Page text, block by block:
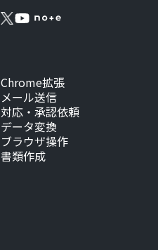
Chrome拡張
メール送信
対応・承認依頼
データ変換
ブラウザ操作
書類作成